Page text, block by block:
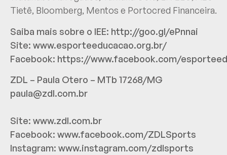
Tietê, Bloomberg, Mentos e Portocred Financeira.
Saiba mais sobre o IEE: http://goo.gl/ePnnai
Site: www.esporteeducacao.org.br/
Facebook: https://www.facebook.com/
ZDL – Paula Otero – MTb 17268/MG
paula@zdl.com.br
Site: www.zdl.com.br
Facebook: www.facebook.com/ZDLSports
Instagram: www.instagram.com/zdlsports